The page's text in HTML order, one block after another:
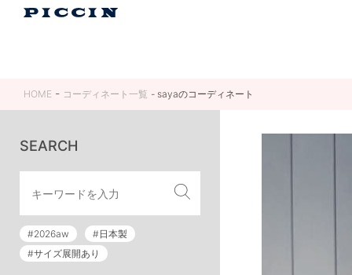
HOME コーディネート一覧 sayaのコーディネート
SEARCH
#2026aw
#日本製
#サイズ展開あり